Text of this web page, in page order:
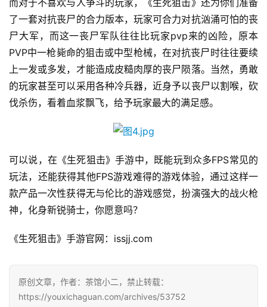
3
日
游
茶
接
会
上
海
站
中
文
而对于不喜欢与人争斗的玩家，《生死狙击》还为你们准备
了一套对抗丧尸的合力版本，玩家可合力对抗汹涌可怕的丧
尸大军，而这一丧尸军队往往比玩家pvp来的凶险，原本
PVP中一枪毙命的狙击或中型枪械，在对抗丧尸时往往要续
上一发或多发，才能造成皮糙肉厚的丧尸陨落。当然，勇敢
的玩家甚至可以采用各种冷兵器，近身予以丧尸以割喉，砍
伐杀伤，看着血浆飘飞，给予玩家最大的满足感。
可以说，在《生死狙击》手游中，既能玩到众多FPS常见的
玩法，还能获得其他FPS游戏难得的游戏体验，通过这样一
款产品一次性获得无与伦比的游戏感觉，扮演强大的战火枪
神，化身新锐骑士，你愿意吗？
《生死狙击》手游官网：issjj.com
原创文章，作者：茶馆小二，禁止转载：
https://youxichaguan.com/archives/53752